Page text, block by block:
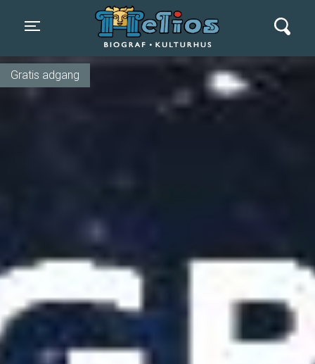
Toggle navigation
Helios Biograf og Kulturhus
Gratis adgang